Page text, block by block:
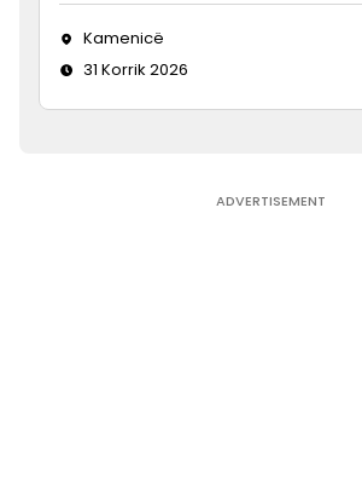
Kamenicë
31 Korrik 2026